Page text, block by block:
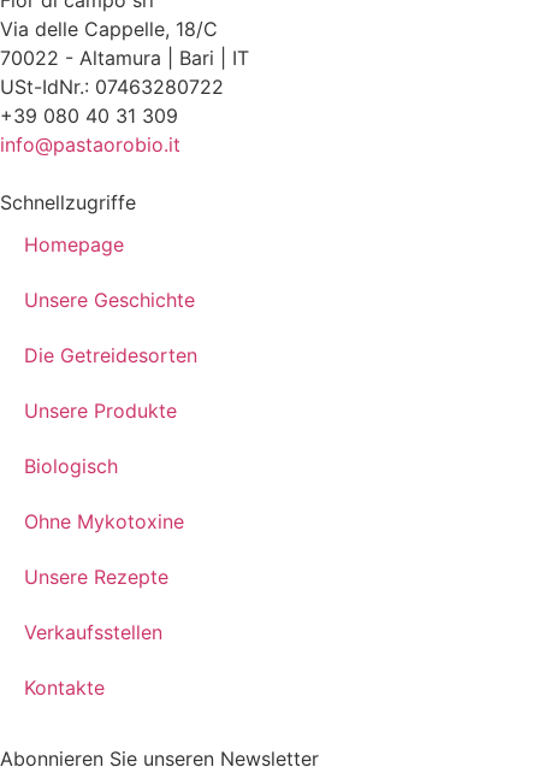
Via delle Cappelle, 18/C
70022 - Altamura | Bari | IT
USt-IdNr.: 07463280722
+39 080 40 31 309
info@pastaorobio.it
Schnellzugriffe
Homepage
Unsere Geschichte
Die Getreidesorten
Unsere Produkte
Biologisch
Ohne Mykotoxine
Unsere Rezepte
Verkaufsstellen
Kontakte
Abonnieren Sie unseren Newsletter